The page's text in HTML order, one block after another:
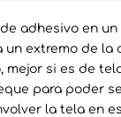
adhesivo en
un extremo de la
mejor si es de
para poder
la tela en